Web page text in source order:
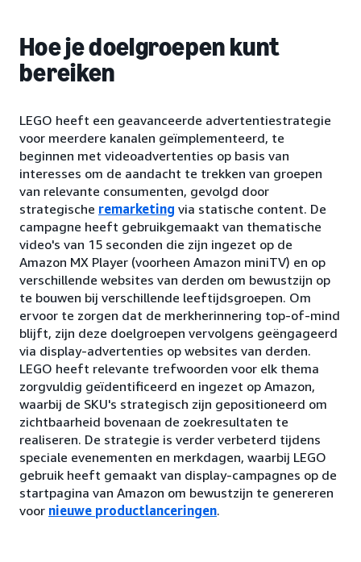
Hoe je doelgroepen kunt
bereiken
LEGO heeft een geavanceerde advertentiestrategie
voor meerdere kanalen geïmplementeerd, te
beginnen met videoadvertenties op basis van
interesses om de aandacht te trekken van groepen
van relevante consumenten, gevolgd door
strategische remarketing via statische content. De
campagne heeft gebruikgemaakt van thematische
video's van 15 seconden die zijn ingezet op de
Amazon MX Player (voorheen Amazon miniTV) en op
verschillende websites van derden om bewustzijn op
te bouwen bij verschillende leeftijdsgroepen. Om
ervoor te zorgen dat de merkherinnering top-of-mind
blijft, zijn deze doelgroepen vervolgens geëngageerd
via display-advertenties op websites van derden.
LEGO heeft relevante trefwoorden voor elk thema
zorgvuldig geïdentificeerd en ingezet op Amazon,
waarbij de SKU's strategisch zijn gepositioneerd om
zichtbaarheid bovenaan de zoekresultaten te
realiseren. De strategie is verder verbeterd tijdens
speciale evenementen en merkdagen, waarbij LEGO
gebruik heeft gemaakt van display-campagnes op de
startpagina van Amazon om bewustzijn te genereren
voor nieuwe productlanceringen.